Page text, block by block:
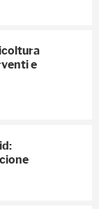
e